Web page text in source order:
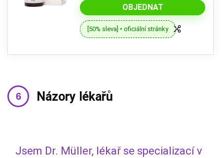
OBJEDNAT
[50% sleva] • oficiální stránky
Názory lékařů
Jsem Dr. Müller, lékař se specializací v